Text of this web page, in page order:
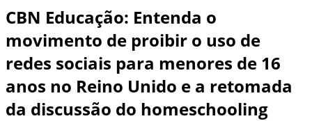
CBN Educação: Entenda o
movimento de proibir o uso de
redes sociais para menores de 16
anos no Reino Unido e a retomada
da discussão do homeschooling